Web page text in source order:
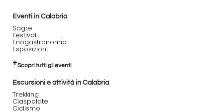
Eventi in Calabria
Sagre
Festival
Enogastronomia
Esposizioni
Scopri tutti gli eventi
Escursioni e attività in Calabria
Trekking
Ciaspolate
Ciclismo